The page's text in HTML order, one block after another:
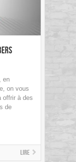
en
on vous
offrir à des
de
Lire